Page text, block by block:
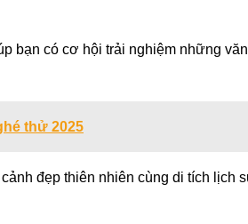
bạn có cơ hội trải nghiệm những văn
thử 2025
đẹp thiên nhiên cùng di tích lịch